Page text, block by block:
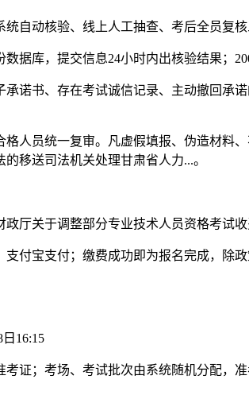
自动核验、线上人工抽查、考后全员复核
据库，提交信息24小时内出核验结果；
诺书、存在考试诚信记录、主动撤回
人员统一复审。凡虚假填报、伪造材料
移送司法机关处理甘肃省人力...。
厅关于调整部分专业技术人员资格考试
付宝支付；缴费成功即为报名完成，除
16:15
证；考场、考试批次由系统随机分配，